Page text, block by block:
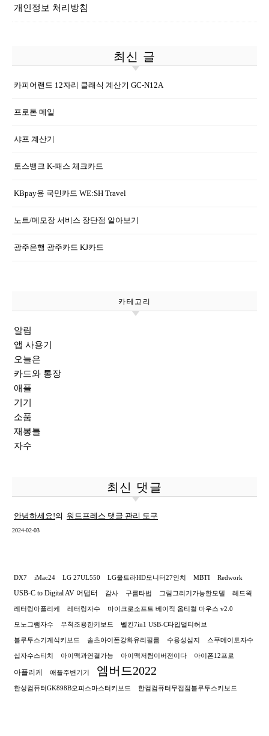
개인정보 처리방침
최신 글
카피어랜드 12자리 클래식 계산기 GC-N12A
프로톤 메일
샤프 계산기
토스뱅크 K-패스 체크카드
KBpay용 국민카드 WE:SH Travel
노트/메모장 서비스 장단점 알아보기
광주은행 광주카드 KJ카드
카테고리
알림
앱 사용기
오늘은
카드와 통장
애플
기기
소품
재봉틀
자수
최신 댓글
안녕하세요!의 워드프레스 댓글 관리 도구
2024-02-03
DX7 iMac24 LG 27UL550 LG울트라HD모니터27인치 MBTI Redwork
USB-C to Digital AV 어댑터 감사 구름타법 그림그리기가능한모델 레드웍
레터링아플리케 레터링자수 마이크로소프트 베이직 옵티컬 마우스 v2.0
모노그램자수 무척조용한키보드 벨킨7in1 USB-C타입멀티허브
블루투스기계식키보드 솔츠아이폰강화유리필름 수용성심지 스푸메이토자수
십자수스티치 아이맥과연결가능 아이맥저렴이버전이다 아이폰12프로
아플리케 애플주변기기 엠버드2022
한성컴퓨터GK898B오피스마스터키보드 한컴컴퓨터무접점블루투스키보드